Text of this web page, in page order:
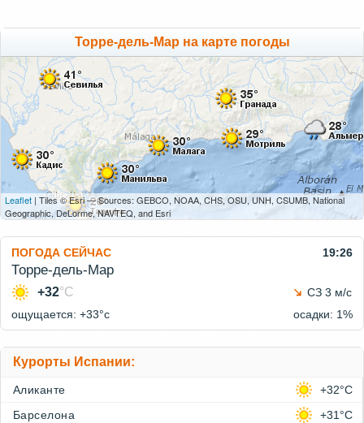
Торре-дель-Мар на карте погоды
Leaflet | Tiles © Esri — Sources: GEBCO, NOAA, CHS, OSU, UNH, CSUMB, National
Geographic, DeLorme, NAVTEQ, and Esri
ПОГОДА СЕЙЧАС 19:26
Торре-дель-Мар
+32°C
СЗ 3 м/с
ощущается: +33°c
осадки: 1%
Курорты Испании:
Аликанте
+32°C
Барселона
+31°C